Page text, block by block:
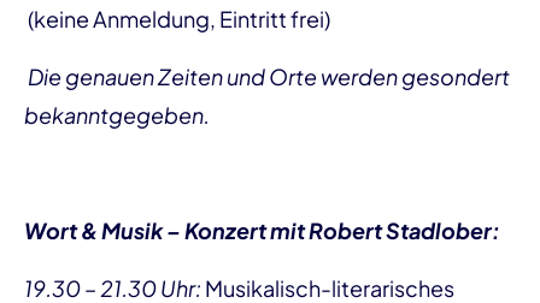
(keine Anmeldung, Eintritt frei)
Die genauen Zeiten und Orte werden gesondert
bekanntgegeben.
Wort & Musik – Konzert mit Robert Stadlober:
19.30 – 21.30 Uhr: Musikalisch-literarisches